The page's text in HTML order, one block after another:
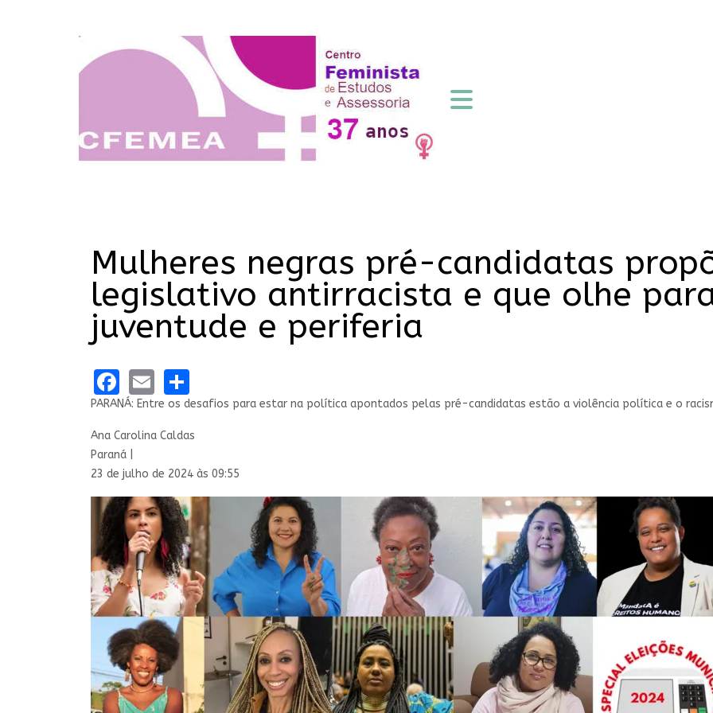
Mulheres negras pré-candidatas
legislativo antirracista e que olhe
juventude e periferia
Facebook
Email
PARANÁ: Entre os desafios para estar na política apontados pelas pré-candidatas estão a violência política e o
Ana Carolina Caldas
Paraná |
23 de julho de 2024 às 09:55